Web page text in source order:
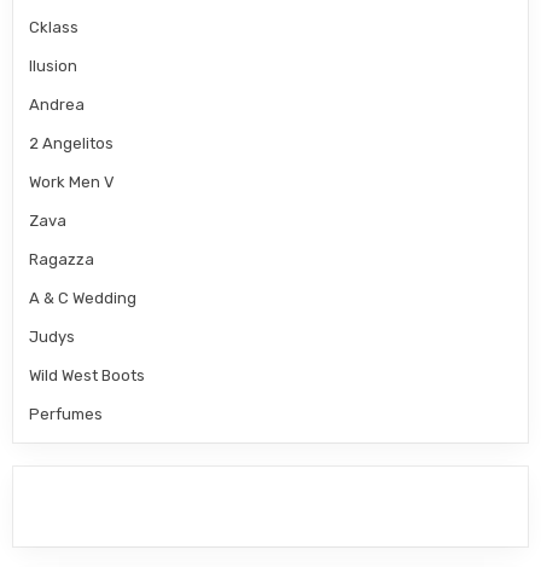
Cklass
Ilusion
Andrea
2 Angelitos
Work Men V
Zava
Ragazza
A & C Wedding
Judys
Wild West Boots
Perfumes